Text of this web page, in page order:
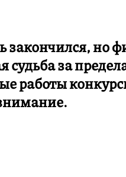
закончился, но
судьба за
работы